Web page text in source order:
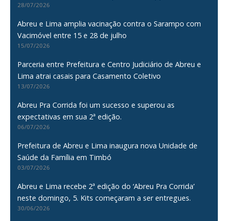
28/07/2026
Abreu e Lima amplia vacinação contra o Sarampo com
Vacimóvel entre 15 e 28 de julho
15/07/2026
Parceria entre Prefeitura e Centro Judiciário de Abreu e
Lima atrai casais para Casamento Coletivo
13/07/2026
Abreu Pra Corrida foi um sucesso e superou as
expectativas em sua 2ª edição.
06/07/2026
Prefeitura de Abreu e Lima inaugura nova Unidade de
Saúde da Família em Timbó
03/07/2026
Abreu e Lima recebe 2ª edição do ‘Abreu Pra Corrida’
neste domingo, 5. Kits começaram a ser entregues.
30/06/2026